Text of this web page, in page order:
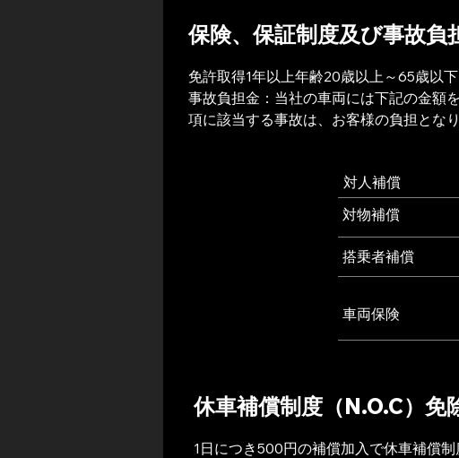
保険、保証制度及び事故負
免許取得1年以上年齢20歳以上～65歳以下
事故負担金：当社の車両には下記の金額
項に該当する事故は、お客様の負担となり
対人補償
対物補償
搭乗者補償
車両保険
休車補償制度（N.O.C）免
1日につき500円の補償加入で休車補償制